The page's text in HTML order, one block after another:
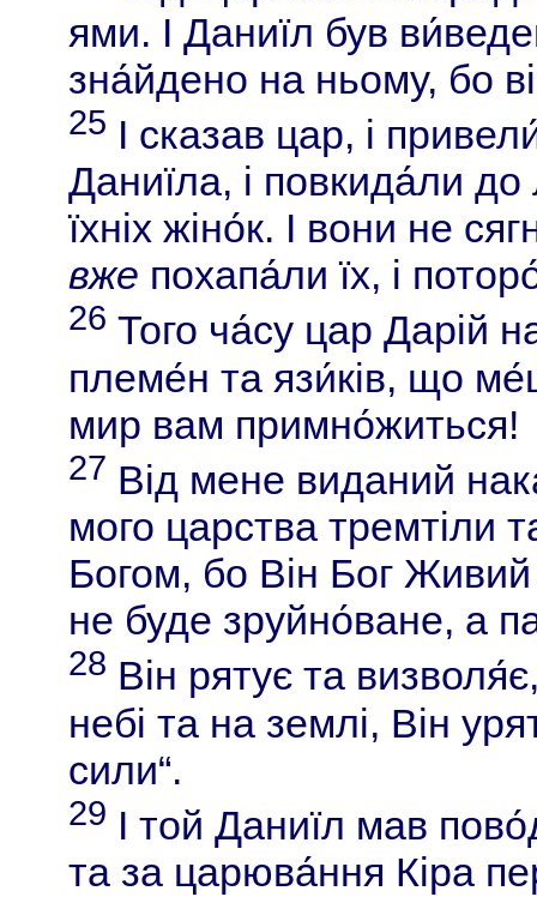
ями. І Даниїл був
зна́йдено на ньому, бо
25 І сказав цар, і
Даниїла, і повкида́ли до
їхніх жіно́к. І вони не
вже похапа́ли їх, і
26 Того ча́су цар Дарій
племе́н та язи́ків, що
мир вам примно́житься!
27 Від мене виданий
мого царства тремтіли
Богом, бо Він Бог Живий
не буде зруйно́ване, а
28 Він рятує та
небі та на землі, Він
сили“.
29 І той Даниїл мав
та за царюва́ння Кіра